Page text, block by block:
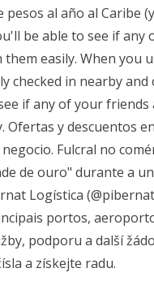
al año al Caribe
be able to see if
easily. When you
checked in nearby
if any of your
Ofertas y descuentos
Fulcral no
de ouro" durante a
Logística
portos,
podporu a další
a získejte radu.